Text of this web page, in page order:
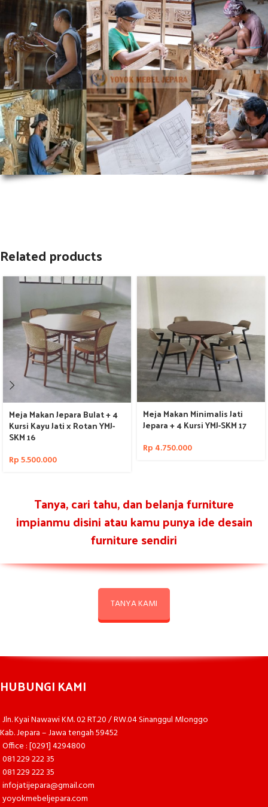
Related products
Meja Makan Jepara Bulat + 4
Kursi Kayu Jati x Rotan YMJ-
SKM 16
Rp5.500.000
Meja Makan Minimalis Jati
Jepara + 4 Kursi YMJ-SKM 17
Rp 4.750.000
Tanya, cari tahu, dan belanja furniture
impianmu disini atau kamu punya ide desain
furniture sendiri
TANYA KAMI
HUBUNGI KAMI
Jln. Kyai Nawawi KM. 02 RT.20 / RW.04 Sinanggul Mlonggo
Kab. Jepara – Jawa tengah 59452
Office : [0291] 4294800
081 229 222 35
081 229 222 35
infojatijepara@gmail.com
yoyokmebeljepara.com